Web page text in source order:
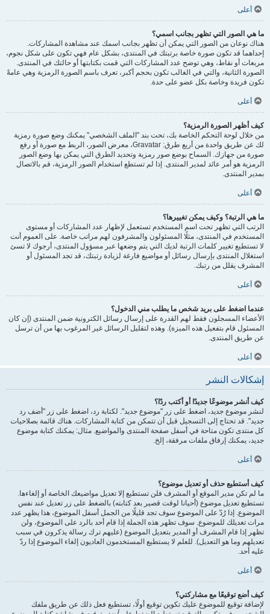
أعلى
ما هي الصور التي تظهر بجانب اسمي؟
هناك نوعان من الصور التي يمكن أن تظهر بجانب اسمك عند مشاهدة المشاركات.
إحداهما قد تكون صورة خاصة برتبتك في المنتدى، بشكل عام فهي تكون على شكل نجوم،
مربعات أو نقاط، وهي توضح عدد المشاركات التي قمت بكتابتها أو حالتك في المنتدى.
الصورة الثانية، والتي في الغالب تكون بحجم أكبر، تعرف باسم الصورة الرمزية وهي عامةً
تكون فريدة وخاصة بكل عضو على حدة.
أعلى
كيف أظهر الصورة الرمزية؟
من خلال لوحة التحكم الخاصة بك، تحت بند "الملف الشخصي" يمكنك وضع صورة رمزية
لك عن طريق واحدة من أربع طرق: Gravatar، معرض الصور، الربط مع صورة أو رفع
صورة من جهازك. السماح بوضع صور رمزية وتحديد الطرق التي يمكن بها وضع الصور
الرمزية هو أمر عائد لمدير المنتدى. إذا لم تستطع استخدام الصور الرمزية، قم بالاتصال
بمدير المنتدى.
أعلى
ما هي الرتبة؟ وكيف يمكن تغييرها؟
الرتب التي تظهر تحت اسم المستخدم تستعمل لإظهار عدد المشاركات أو مستوى
المستخدم في المنتدى، مثلًا المسئولون والمشرفون لهم مراتب خاصة. على العموم أنت
لا تستطيع تغيير كلمات الرتبة لديك التي يتم وضعها عبر مسؤول المنتدى، أرجوك لا تسئ
استغلال المنتدى بإرسال رسائل أو مواضيع فارغة لزيادة رتبتك، قد تجد المسئول أو
المشرف يقلل من رتبك.
أعلى
عندما اضغط على بريد شخص ما يطلب مني الدخول؟
الأعضاء المسجلون فقط لهم القدرة على إرسال رسائل الكترونية ضمن المنتدى (إن كان
المسئول قام بتفعيل هذه الميزة). وهذه لتقليل الرسائل غير المرغوب بها من أن ترسل
عن طريق المنتدى.
أعلى
إشكالات النشر
كيف أنشر موضوعًا جديدًا أو أكتب ردًا؟
لنشر موضوع جديد، اضغط على زر "موضوع جديد". لكتابة رد، اضغط على زر "أضف رد
جديد". قد تحتاج إلى التسجيل قبل أن تتمكن من كتابة المشاركات. هناك قائمة بصلاحيات
كل منتدى تكون متاحة في أسفل صفحة المنتدى والمواضيع. مثال: يمكنك كتابة موضوع
جديد، يمكنك إرفاق ملفات مرفقة، إلخ.
أعلى
كيف أستطيع حذف أو تعديل موضوع؟
ما لم تكن مدير الموقع أو المشرف فلن تستطيع إلا تعديل مواضيعك الخاصة أو إلغاءها.
تستطيع تعديل موضوع (أحيانا لوقت قصير بعد كتابته) بالضغط على زر تعديل عند نفس
الموضوع. إذا رُدّ على الموضوع سوف تجد قليلًا من الجمل أسفل الموضوع، هذا يظهر عدد
مرات تعديلك للموضوع. سوف تظهر هذه الجملة إذا قام أحد بالرد على الموضوع، ولن
تظهر إذا قام المشرف أو المدير بتعديل الموضوع (عليهم ترك رسالة يذكرون في سبب
تعديلهم وما هو التعديل). للعلم لا يستطيع المستخدمون العاديون إلغاء الموضوع إذا ردّ
عليه أحد.
أعلى
كيف أضع توقيعًا مع مشاركتي؟
لإضافة توقيع للموضوع عليك تكوين توقيع أولًا، تستطيع فعل ذلك عن طريق ملفك